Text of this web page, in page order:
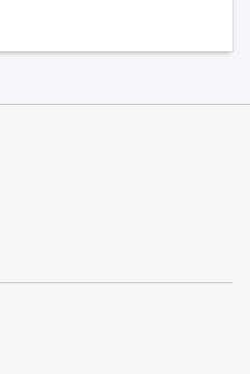
Management-Systems